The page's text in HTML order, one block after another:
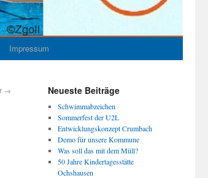
Impressum
→ Neueste Beiträge
Schwimmabzeichen
Sommerfest der U2L
Entwicklungskonzept Crumbach
Demo für unsere Kommune
Was soll das mit dem Müll?
50 Jahre Kindertagesstätte
Ochshausen